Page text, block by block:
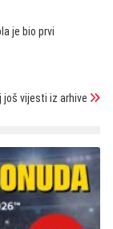
je bio prvi
još vijesti iz arhive